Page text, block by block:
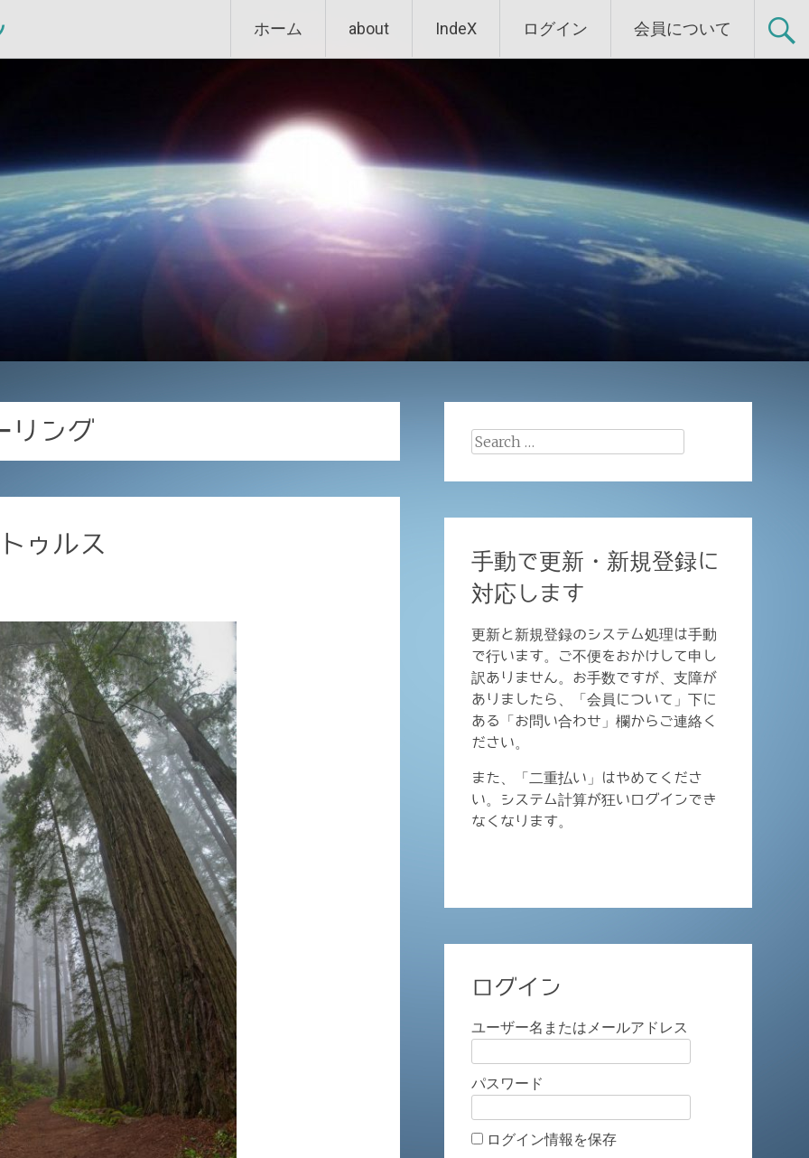
to
ホーム about IndeX ログイン 会員について
リング
ゥルス
Search
手動で更新・新規登録に
対応します
更新と新規登録のシステム処理は手動
で行います。ご不便をおかけして申し
訳ありません。お手数ですが、支障が
ありましたら、「会員について」下に
ある「お問い合わせ」欄からご連絡く
ださい。
また、「二重払い」はやめてくださ
い。システム計算が狂いログインでき
なくなります。
ログイン
ユーザー名またはメールアドレス
パスワード
ログイン情報を保存